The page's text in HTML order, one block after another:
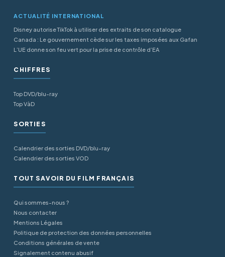
ACTUALITÉ INTERNATIONAL
Disney autorise TikTok à utiliser des extraits de son catalogue
Canada : Le gouvernement cède sur les taxes imposées aux Gafan
L’UE donne son feu vert pour la prise de contrôle d’EA
CHIFFRES
Top DVD/blu-ray
Top VàD
SORTIES
Calendrier des sorties DVD/blu-ray
Calendrier des sorties VOD
TOUT SAVOIR DU FILM FRANÇAIS
Qui sommes-nous ?
Nous contacter
Mentions Légales
Politique de protection des données personnelles
Conditions générales de vente
Signalement contenu abusif